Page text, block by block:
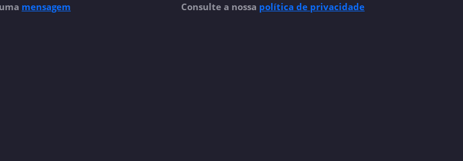
mensagem Consulte a nossa política de privacidade